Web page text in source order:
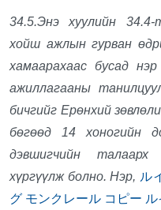
34.5.Энэ хуулийн
хойш ажлын гурван
хамаарахаас бусад
ажиллагааны
бичгийг Ерөнхий
бөгөөд 14 хоногийн
дэвшигчийн
хүргүүлж болно. Нэр, ル
グ モンクレール コピー ル